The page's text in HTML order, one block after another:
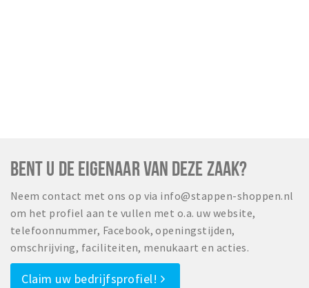
BENT U DE EIGENAAR VAN DEZE ZAAK?
Neem contact met ons op via info@stappen-shoppen.nl
om het profiel aan te vullen met o.a. uw website,
telefoonnummer, Facebook, openingstijden,
omschrijving, faciliteiten, menukaart en acties.
Claim uw bedrijfsprofiel!